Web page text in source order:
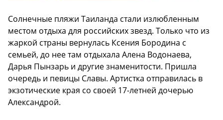
Солнечные пляжи Таиланда стали излюбленным
местом отдыха для российских звезд. Только что из
жаркой страны вернулась Ксения Бородина с
семьей, до нее там отдыхала Алена Водонаева,
Дарья Пынзарь и другие знаменитости. Пришла
очередь и певицы Славы. Артистка отправилась в
экзотические края со своей 17-летней дочерью
Александрой.